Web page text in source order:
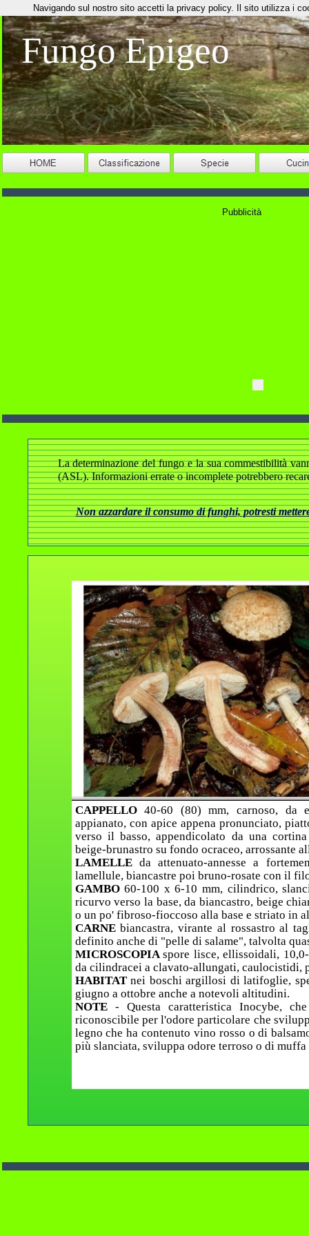
Fungo Epigeo
Pubblicità
La determinazione del fungo e la sua commestibilità
(ASL). Informazioni errate o incomplete potrebbero
Non azzardare il consumo di funghi, potresti
CAPPELLO40-60 (80) mm, carnoso, da
appianato, con apice appena pronunciato,
verso il basso, appendicolato da una
beige-brunastro su fondo ocraceo, arrossante
LAMELLE da attenuato-annesse a
lamellule, biancastre poi bruno-rosate con il
GAMBO60-100 x 6-10 mm, cilindrico,
ricurvo verso la base, da biancastro, beige
o un po' fibroso-fioccoso alla base e striato in
CARNEbiancastra, virante al rossastro al
definito anche di "pelle di salame", talvolta
MICROSCOPIAspore lisce, ellissoidali,
da cilindracei a clavato-allungati,
HABITATnei boschi argillosi di latifoglie,
giugno a ottobre anche a notevoli altitudini.
NOTE - Questa caratteristica Inocybe,
riconoscibile per l'odore particolare che
legno che ha contenuto vino rosso o di
più slanciata, sviluppa odore terroso o di
Navigando sul nostro sito accetti la privacy policy. Il sito utilizza i